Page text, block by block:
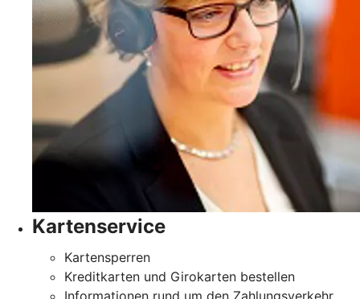
Kartenservice
Kartensperren
Kreditkarten und Girokarten bestellen
Informationen rund um den Zahlungsverkehr